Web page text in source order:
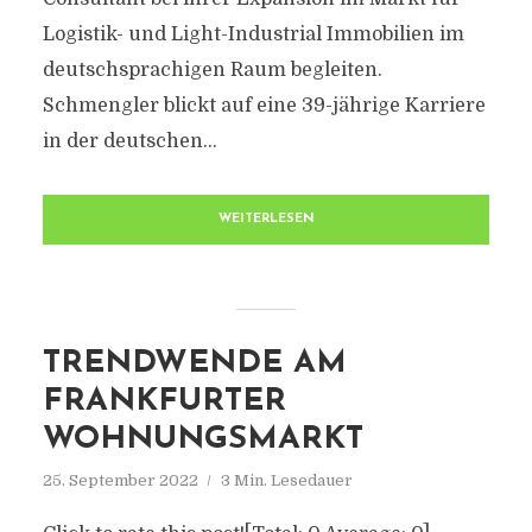
Logistik- und Light-Industrial Immobilien im
deutschsprachigen Raum begleiten.
Schmengler blickt auf eine 39-jährige Karriere
in der deutschen...
WEITERLESEN
TRENDWENDE AM
FRANKFURTER
WOHNUNGSMARKT
25. September 2022 3 Min. Lesedauer